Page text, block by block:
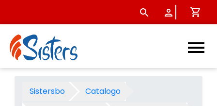
Sfera polistirolo diam. cm.
Sistersbo
Catalogo